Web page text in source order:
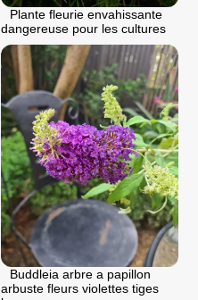
Plante fleurie envahissante
dangereuse pour les cultures
Buddleia arbre a papillon
arbuste fleurs violettes tiges